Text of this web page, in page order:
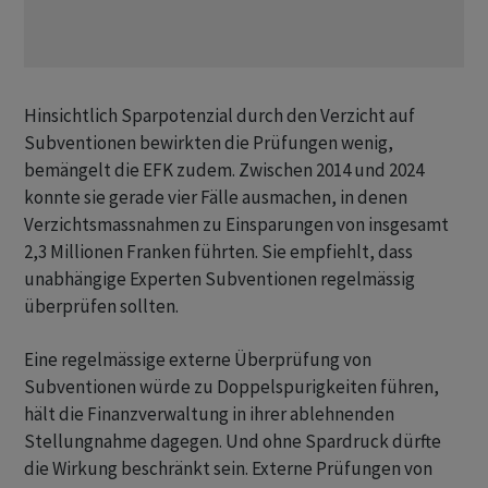
Hinsichtlich Sparpotenzial durch den Verzicht auf
Subventionen bewirkten die Prüfungen wenig,
bemängelt die EFK zudem. Zwischen 2014 und 2024
konnte sie gerade vier Fälle ausmachen, in denen
Verzichtsmassnahmen zu Einsparungen von insgesamt
2,3 Millionen Franken führten. Sie empfiehlt, dass
unabhängige Experten Subventionen regelmässig
überprüfen sollten.
Eine regelmässige externe Überprüfung von
Subventionen würde zu Doppelspurigkeiten führen,
hält die Finanzverwaltung in ihrer ablehnenden
Stellungnahme dagegen. Und ohne Spardruck dürfte
die Wirkung beschränkt sein. Externe Prüfungen von